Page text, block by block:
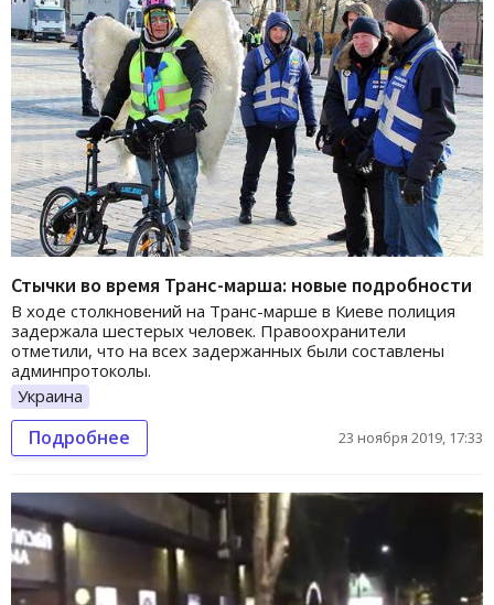
Стычки во время Транс-марша: новые подробности
В ходе столкновений на Транс-марше в Киеве полиция
задержала шестерых человек. Правоохранители
отметили, что на всех задержанных были составлены
админпротоколы.
Украина
Подробнее 23 ноября 2019, 17:33